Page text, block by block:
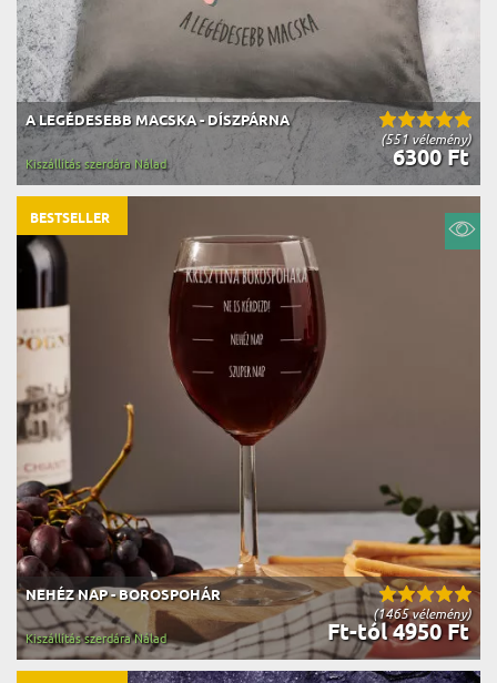
(551 vélemény)
A LEGÉDESEBB MACSKA - DÍSZPÁRNA
6300 Ft
Kiszállítás szerdára Nálad
(1465 vélemény)
NEHÉZ NAP - BOROSPOHÁR
Ft-tól 4950 Ft
Kiszállítás szerdára Nálad
BESTSELLER